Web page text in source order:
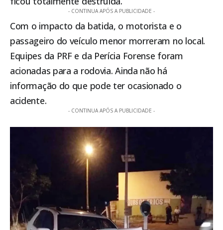
- CONTINUA APÓS A PUBLICIDADE -
Com o impacto da batida, o motorista e o
passageiro do veículo menor morreram no local.
Equipes da PRF e da Perícia Forense foram
acionadas para a rodovia. Ainda não há
informação do que pode ter ocasionado o
acidente.
- CONTINUA APÓS A PUBLICIDADE -